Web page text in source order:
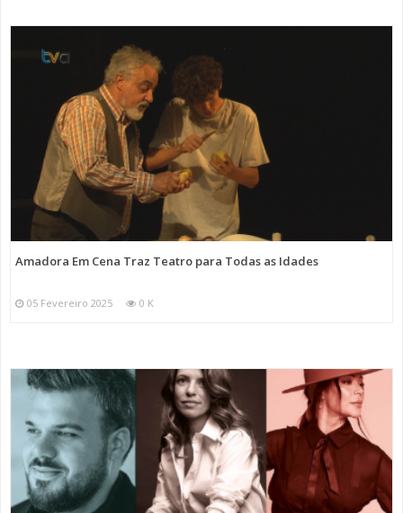
Amadora Em Cena Traz Teatro para Todas as Idades
05 Fevereiro 2025 0 K